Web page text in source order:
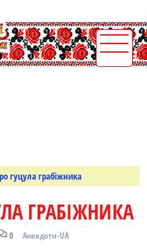
гуцула грабіжника
ГРАБІЖНИКА
0 Анекдоти-UA